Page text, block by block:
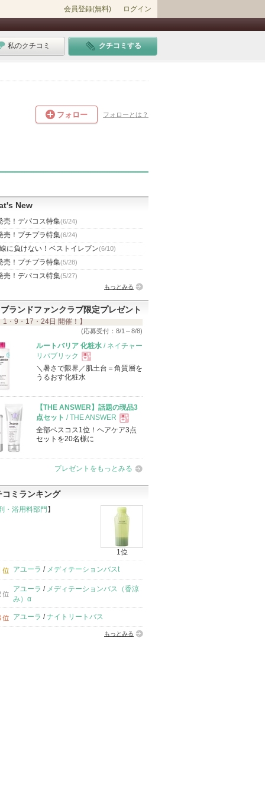
会員登録(無料) ログイン
私のクチコミ クチコミする
フォロー フォローとは？
New
売！デパコス特集(6/24)
売！プチプラ特集(6/24)
に負けない！ベストイレブン(6/10)
売！プチプラ特集(5/28)
売！デパコス特集(5/27)
もっとみる
ブランドファンクラブ限定プレゼント
1・9・17・24日 開催！】
(応募受付：8/1～8/8)
ルートバリア 化粧水 / ネイチャー
リパブリック
現
品
＼暑さで限界／肌土台＝角質層を
うるおす化粧水
【THE ANSWER】話題の現品3
点セット / THE ANSWER
現
品
全部ベスコス1位！ヘアケア3点
セットを20名様に
プレゼントをもっとみる
コミランキング
・浴用料部門 】
1位
アユーラ / メディテーションバスt
アユーラ / メディテーションバス（香涼
み）α
アユーラ /ナイトリートバス
もっとみる